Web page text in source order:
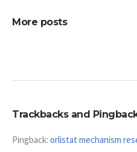
More posts
Trackbacks and
Pingback: orlistat mechanism